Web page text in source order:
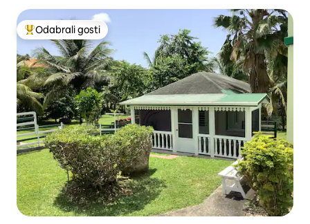
Među najviše rangiranima s oznakom „Odabrali gosti”
Odabrali gosti